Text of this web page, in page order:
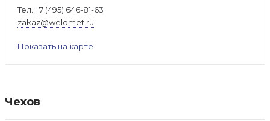
Тел.:+7 (495) 646-81-63
zakaz@weldmet.ru
Показать на карте
Чехов